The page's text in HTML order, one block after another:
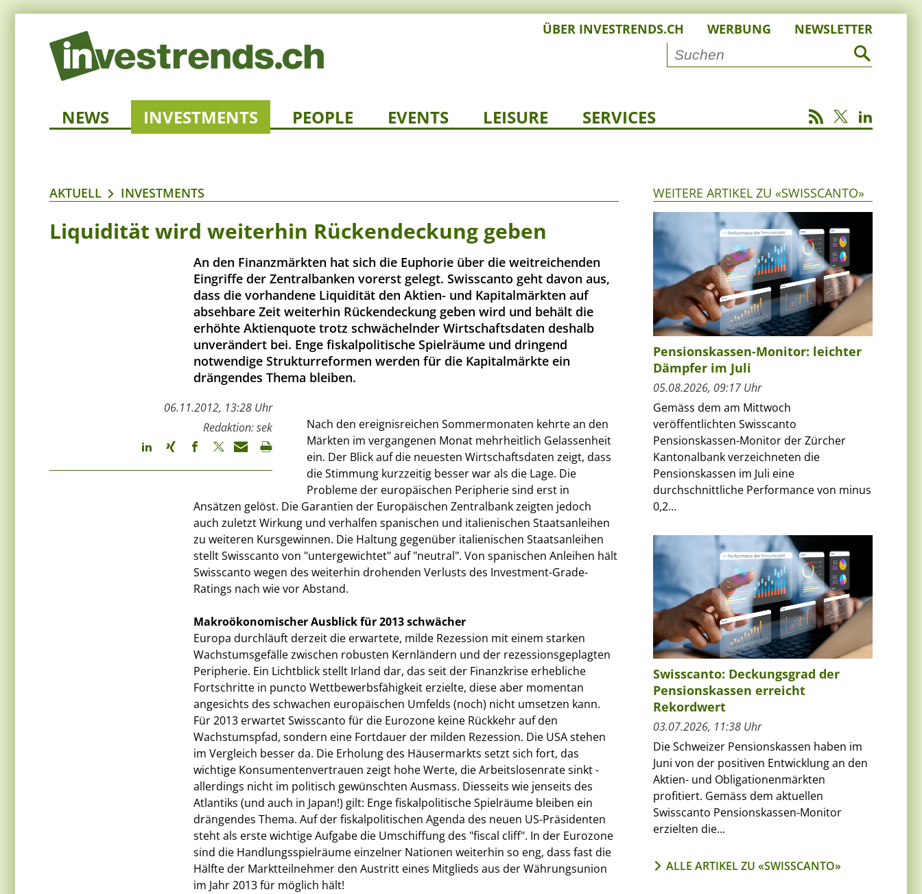
ÜBER INVESTRENDS.CH WERBUNG NEWSLETTER
NEWS INVESTMENTS PEOPLE EVENTS LEISURE SERVICES
AKTUELL INVESTMENTS
Liquidität wird weiterhin Rückendeckung geben
An den Finanzmärkten hat sich die Euphorie über die weitreichenden
Eingriffe der Zentralbanken vorerst gelegt. Swisscanto geht davon aus,
dass die vorhandene Liquidität den Aktien- und Kapitalmärkten auf
absehbare Zeit weiterhin Rückendeckung geben wird und behält die
erhöhte Aktienquote trotz schwächelnder Wirtschaftsdaten deshalb
unverändert bei. Enge fiskalpolitische Spielräume und dringend
notwendige Strukturreformen werden für die Kapitalmärkte ein
drängendes Thema bleiben.
06.11.2012, 13:28 Uhr
Redaktion: sek
Nach den ereignisreichen Sommermonaten kehrte an den
Märkten im vergangenen Monat mehrheitlich Gelassenheit
ein. Der Blick auf die neuesten Wirtschaftsdaten zeigt, dass
die Stimmung kurzzeitig besser war als die Lage. Die
Probleme der europäischen Peripherie sind erst in
Ansätzen gelöst. Die Garantien der Europäischen Zentralbank zeigten jedoch
auch zuletzt Wirkung und verhalfen spanischen und italienischen Staatsanleihen
zu weiteren Kursgewinnen. Die Haltung gegenüber italienischen Staatsanleihen
stellt Swisscanto von "untergewichtet" auf "neutral". Von spanischen Anleihen hält
Swisscanto wegen des weiterhin drohenden Verlusts des Investment-Grade-
Ratings nach wie vor Abstand.
Makroökonomischer Ausblick für 2013 schwächer
Europa durchläuft derzeit die erwartete, milde Rezession mit einem starken
Wachstumsgefälle zwischen robusten Kernländern und der rezessionsgeplagten
Peripherie. Ein Lichtblick stellt Irland dar, das seit der Finanzkrise erhebliche
Fortschritte in puncto Wettbewerbsfähigkeit erzielte, diese aber momentan
angesichts des schwachen europäischen Umfelds (noch) nicht umsetzen kann.
Für 2013 erwartet Swisscanto für die Eurozone keine Rückkehr auf den
Wachstumspfad, sondern eine Fortdauer der milden Rezession. Die USA stehen
im Vergleich besser da. Die Erholung des Häusermarkts setzt sich fort, das
wichtige Konsumentenvertrauen zeigt hohe Werte, die Arbeitslosenrate sinkt -
allerdings nicht im politisch gewünschten Ausmass. Diesseits wie jenseits des
Atlantiks (und auch in Japan!) gilt: Enge fiskalpolitische Spielräume bleiben ein
drängendes Thema. Auf der fiskalpolitischen Agenda des neuen US-Präsidenten
steht als erste wichtige Aufgabe die Umschiffung des "fiscal cliff". In der Eurozone
sind die Handlungsspielräume einzelner Nationen weiterhin so eng, dass fast die
Hälfte der Marktteilnehmer den Austritt eines Mitglieds aus der Währungsunion
im Jahr 2013 für möglich hält!
WEITERE ARTIKEL ZU «SWISSCANTO»
Pensionskassen-Monitor: leichter
Dämpfer im Juli
05.08.2026, 09:17 Uhr
Gemäss dem am Mittwoch
veröffentlichten Swisscanto
Pensionskassen-Monitor der Zürcher
Kantonalbank verzeichneten die
Pensionskassen im Juli eine
durchschnittliche Performance von minus
0,2...
Swisscanto: Deckungsgrad der
Pensionskassen erreicht
Rekordwert
03.07.2026, 11:38 Uhr
Die Schweizer Pensionskassen haben im
Juni von der positiven Entwicklung an den
Aktien- und Obligationenmärkten
profitiert. Gemäss dem aktuellen
Swisscanto Pensionskassen-Monitor
erzielten die...
ALLE ARTIKEL ZU «SWISSCANTO»